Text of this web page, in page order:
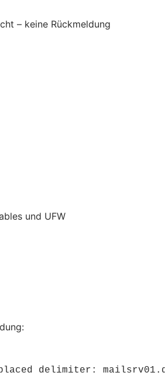
– keine Rückmeldung
und UFW
delimiter: